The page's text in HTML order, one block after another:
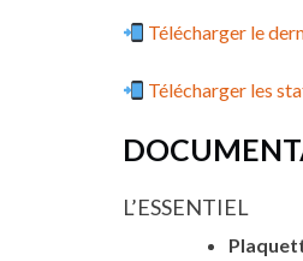
Télécharger le
Télécharger les
L’ESSENTIEL